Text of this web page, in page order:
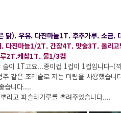
닭). 우유. 다진마늘1T. 후추가루. 소금.
. 다진마늘1/2T. 간장4T. 맛술3T. 올리
케찹1T. 물1/3컵
이 1T고요...종이컵 1컵이 1컵입니다~(
같은 조리술로 저는 미림을 사용했습니
습니다....
리고 파슬리가루를 뿌려주었습니다....